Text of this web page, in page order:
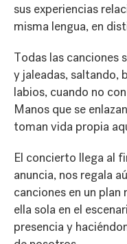
sus experiencias
misma lengua, en
Todas las canciones
y jaleadas, saltando,
labios, cuando no
Manos que se
toman vida propia
El concierto llega al
anuncia, nos regala
canciones en un
ella sola en el
presencia y